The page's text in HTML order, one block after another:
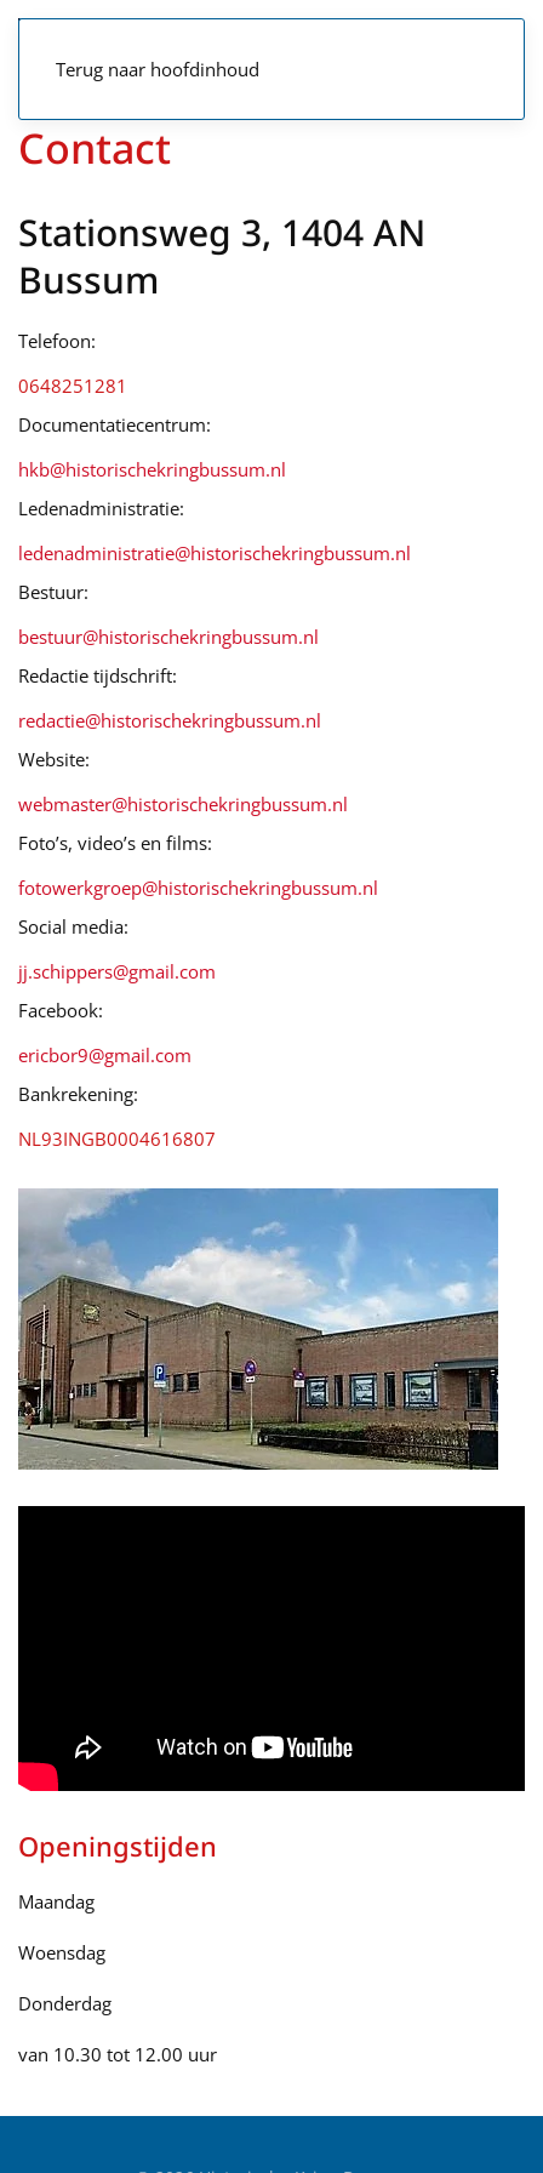
Terug naar hoofdinhoud
Contact
Stationsweg 3, 1404 AN
Bussum
Telefoon:
0648251281
Documentatiecentrum:
hkb@historischekringbussum.nl
Ledenadministratie:
ledenadministratie@historischekringbussum.nl
Bestuur:
bestuur@historischekringbussum.nl
Redactie tijdschrift:
redactie@historischekringbussum.nl
Website:
webmaster@historischekringbussum.nl
Foto’s, video’s en films:
fotowerkgroep@historischekringbussum.nl
Social media:
jj.schippers@gmail.com
Facebook:
ericbor9@gmail.com
Bankrekening:
NL93INGB0004616807
Openingstijden
Maandag
Woensdag
Donderdag
van 10.30 tot 12.00 uur